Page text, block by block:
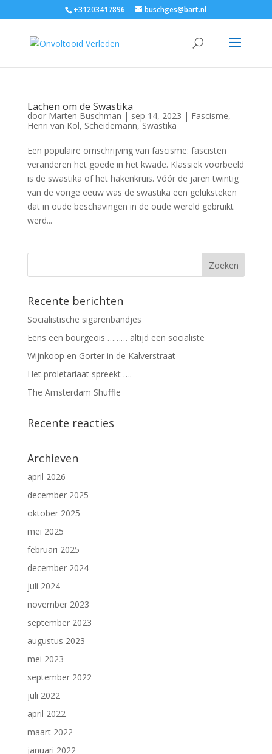
+31203417896 buschges@bart.nl
Lachen om de Swastika
door Marten Buschman | sep 14, 2023 | Fascisme,
Henri van Kol, Scheidemann,Swastika
Een populaire omschrijving van fascisme: fascisten
veranderen het goede in het kwade. Klassiek voorbeeld
is de swastika of het hakenkruis. Vóór de jaren twintig
van de vorige eeuw was de swastika een geluksteken
dat in oude beschavingen in de oude wereld gebruikt
werd...
Recente berichten
Socialistische sigarenbandjes
Eens een bourgeois ……… altijd een socialiste
Wijnkoop en Gorter in de Kalverstraat
Het proletariaat spreekt ….
The Amsterdam Shuffle
Recente reacties
Archieven
april 2026
december 2025
oktober 2025
mei 2025
februari 2025
december 2024
juli 2024
november 2023
september 2023
augustus 2023
mei 2023
september 2022
juli 2022
april 2022
maart 2022
januari 2022